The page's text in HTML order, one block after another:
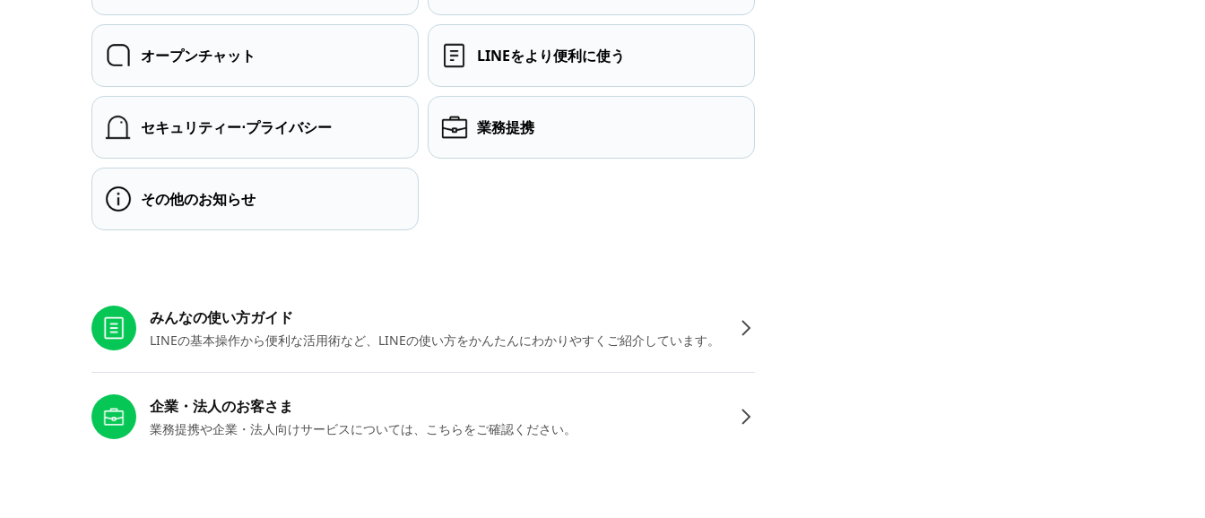
オープンチャット LINEをより便利に使う
セキュリティー⋅プライバシー 業務提携
その他のお知らせ
みんなの使い方ガイド
LINEの基本操作から便利な活用術など、LINEの使い方をかんたんにわかりやすくご紹介しています。
企業・法人のお客さま
業務提携や企業・法人向けサービスについては、こちらをご確認ください。